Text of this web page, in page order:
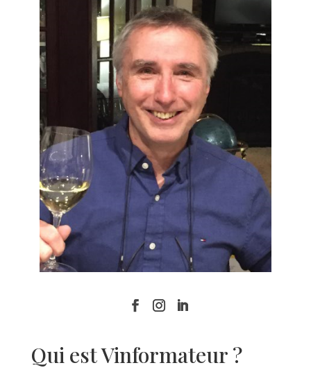
Qui est Vinformateur ?